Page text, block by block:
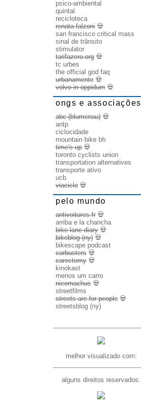
psico-ambiental
quintal
recicloteca
renata falzoni 💀
san francisco critical mass
sinal de trânsito
stimulator
tarifazero.org 💀
tc urbes
the official god faq
urbanamente 💀
volvo in oppidum 💀
ongs e associações
abc (blumenau) 💀
antp
ciclocidade
mountain bike bh
time's up 💀
toronto cyclists union
transportation alternatives
transporte ativo
ucb
viaciclo 💀
pelo mundo
antivoitures.fr 💀
arriba e la chancha
bike lane diary 💀
bikeblog (ny) 💀
bikescape podcast
carbusters 💀
carectomy 💀
kinokast
menos um carro
nicomachus 💀
streetfilms
streets are for people 💀
streetsblog (ny)
melhor visualizado com:
alguns direitos reservados: